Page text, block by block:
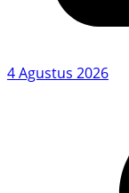
4 Agustus 2026